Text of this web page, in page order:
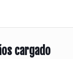
cargado